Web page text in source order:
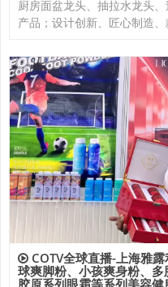
厨房面盆龙头、抽拉水龙头
产品；设计创新、匠心制造
COTV全球直播-上海雅
球爽脚粉、小孩爽身粉、
胶原系列眼霜等系列美容